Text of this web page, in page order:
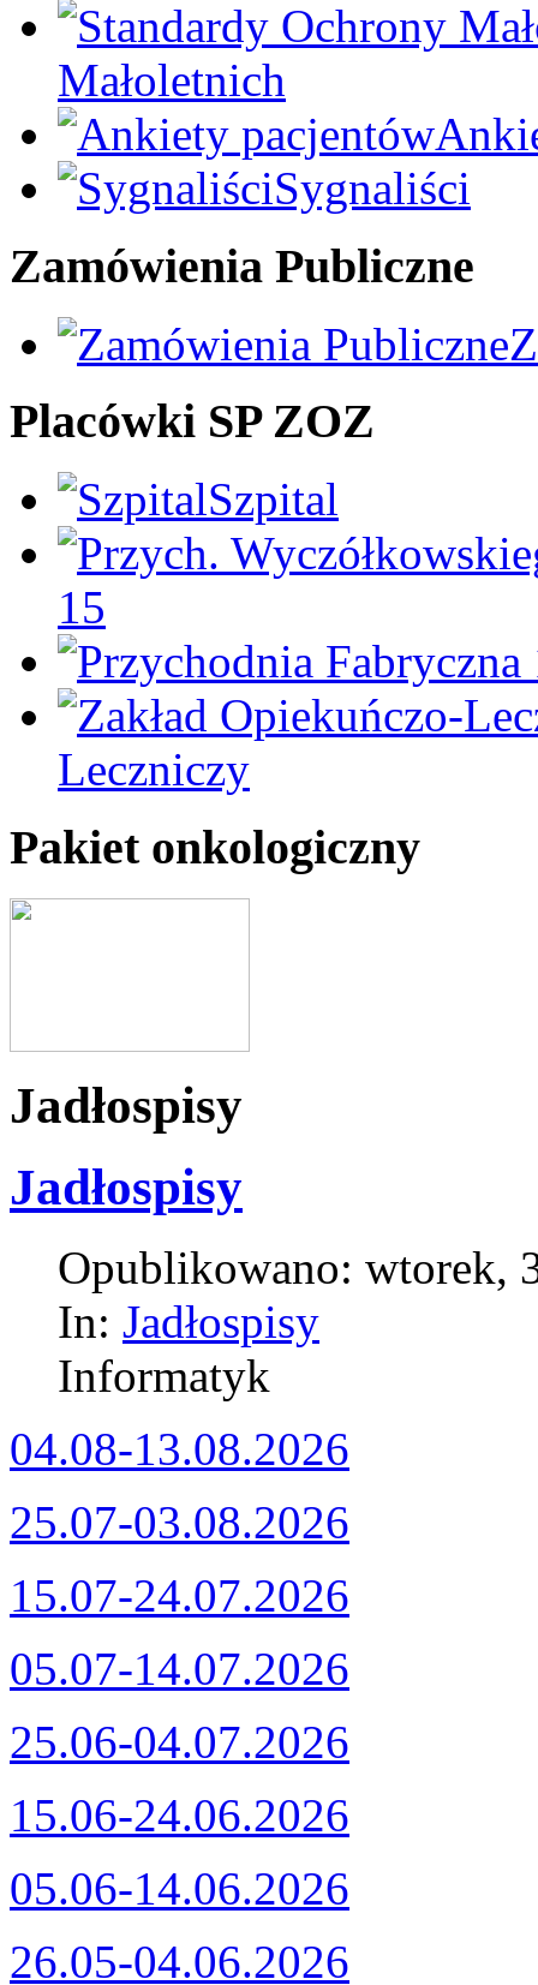
Małoletnich
Sygnaliści
Zamówienia Publiczne
Placówki SP ZOZ
Szpital
15
Leczniczy
Pakiet onkologiczny
Jadłospisy
Jadłospisy
Opublikowano: wtorek,
In: Jadłospisy
Informatyk
04.08-13.08.2026
25.07-03.08.2026
15.07-24.07.2026
05.07-14.07.2026
25.06-04.07.2026
15.06-24.06.2026
05.06-14.06.2026
26.05-04.06.2026